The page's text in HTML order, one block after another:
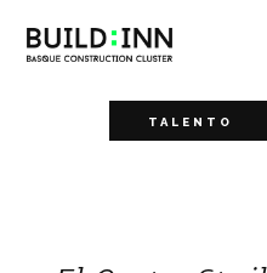
TALENTO